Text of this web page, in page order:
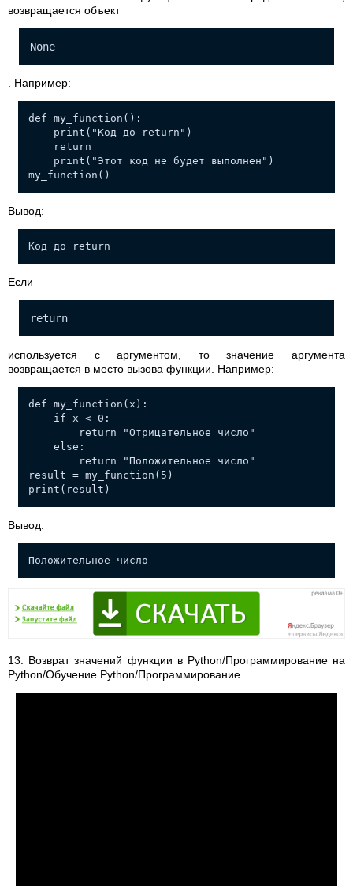
возвращается объект
None
. Например:
def my_function():
print("Код до return")
return
print("Этот код не будет выполнен")
my_function()
Вывод:
Код до return
Если
return
используется с аргументом, то значение аргумента
возвращается в место вызова функции. Например:
def my_function(x):
if x < 0:
return "Отрицательное число"
else:
return "Положительное число"
result = my_function(5)
print(result)
Вывод:
Положительное число
13. Возврат значений функции в Python/Программирование на
Python/Обучение Python/Программирование